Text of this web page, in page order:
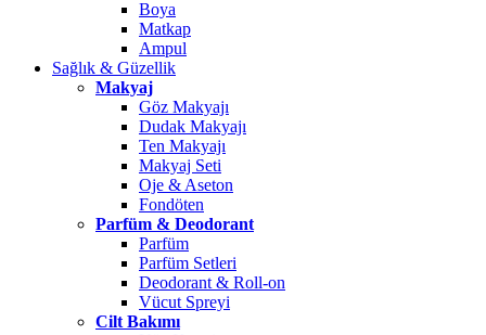
Boya
Matkap
Ampul
Sağlık & Güzellik
Makyaj
Göz Makyajı
Dudak Makyajı
Ten Makyajı
Makyaj Seti
Oje & Aseton
Fondöten
Parfüm & Deodorant
Parfüm
Parfüm Setleri
Deodorant & Roll-on
Vücut Spreyi
Cilt Bakımı